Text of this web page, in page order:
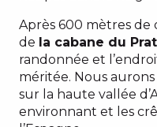
Après 600 mètres de
de la cabane du Prat
randonnée et
méritée. Nous
sur la haute vallée
environnant et les